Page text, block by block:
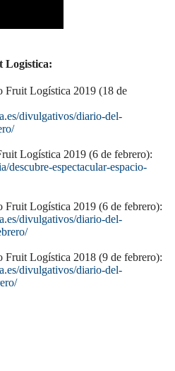
Logistica:
Logística 2019 (18 de
divulgativos/diario-del-
Logística 2019 (6 de febrero):
descubre-espectacular-espacio-
Logística 2019 (6 de febrero):
divulgativos/diario-del-
Logística 2018 (9 de febrero):
divulgativos/diario-del-